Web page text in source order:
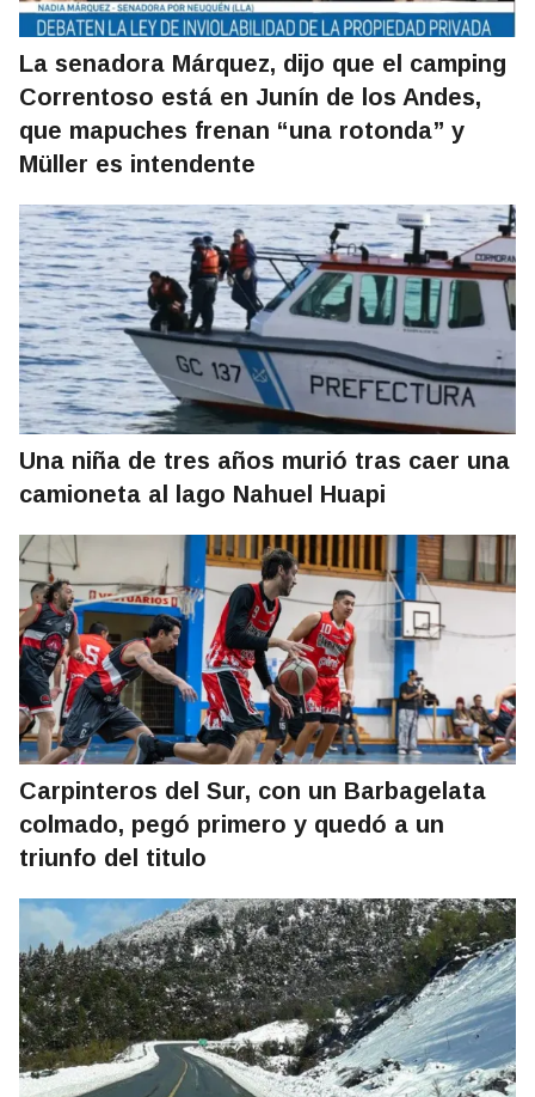
La senadora Márquez, dijo que el camping
Correntoso está en Junín de los Andes,
que mapuches frenan “una rotonda” y
Müller es intendente
Una niña de tres años murió tras caer una
camioneta al lago Nahuel Huapi
Carpinteros del Sur, con un Barbagelata
colmado, pegó primero y quedó a un
triunfo del titulo